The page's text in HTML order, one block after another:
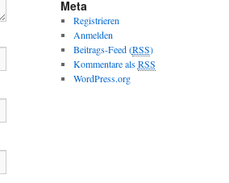
Meta
Registrieren
Anmelden
Beitrags-Feed (RSS)
Kommentare alsRSS
WordPress.org